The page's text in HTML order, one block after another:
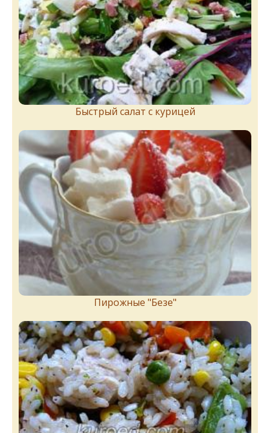
Быстрый салат с курицей
Пирожныe "Бeзe"